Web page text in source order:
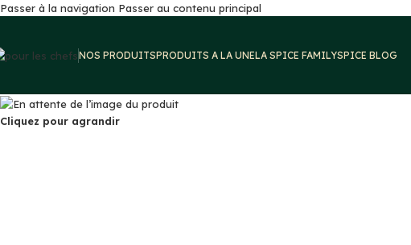
Passer à la navigation Passer au contenu principal
NOS PRODUITSPRODUITS A LA UNELA SPICE FAMILYSPICE BLOG
Cliquez pour agrandir